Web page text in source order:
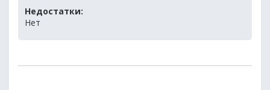
Недостатки:
Нет